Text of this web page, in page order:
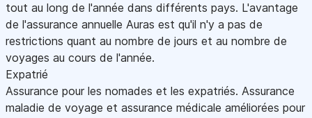
tout au long de l'année dans différents pays. L'avantage
de l'assurance annuelle Auras est qu'il n'y a pas de
restrictions quant au nombre de jours et au nombre de
voyages au cours de l'année.
Expatrié
Assurance pour les nomades et les expatriés. Assurance
maladie de voyage et assurance médicale améliorées pour